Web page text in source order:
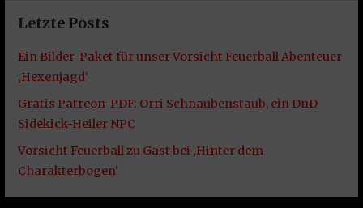
Letzte Posts
Ein Bilder-Paket für unser Vorsicht Feuerball Abenteuer
‚Hexenjagd‘
Gratis Patreon-PDF: Orri Schnaubenstaub, ein DnD
Sidekick-Heiler NPC
Vorsicht Feuerball zu Gast bei ‚Hinter dem
Charakterbogen‘